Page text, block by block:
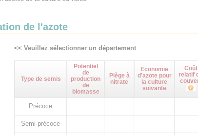
de l'azote
<< Veuillez sélectionner un département
Type de semis
Potentiel
de
production
de
biomasse
Piège à
nitrate
Economie
d'azote pour
la culture
suivante
Coût
relatif
Précoce
Semi-précoce